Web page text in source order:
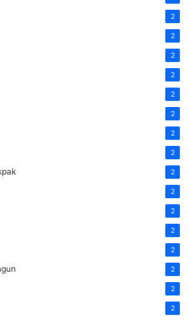
2
2
2
2
2
2
2
2
2
2
2
2
2
2
2
2